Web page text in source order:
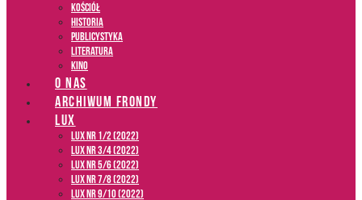
Kościół
Historia
Publicystyka
Literatura
Kino
O NAS
ARCHIWUM FRONDY
LUX
LUX NR 1/2 (2022)
LUX NR 3/4 (2022)
LUX NR 5/6 (2022)
LUX NR 7/8 (2022)
LUX nr 9/10 (2022)